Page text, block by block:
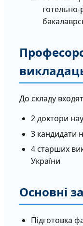
До складу
2 доктори
3 кандидати
4 старших
України
Основні
Підготовка